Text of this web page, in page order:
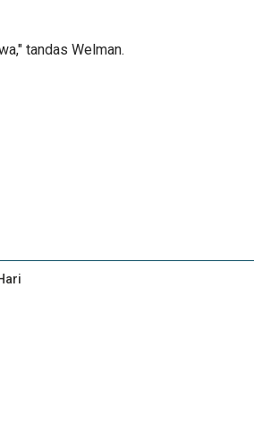
tandas Welman.